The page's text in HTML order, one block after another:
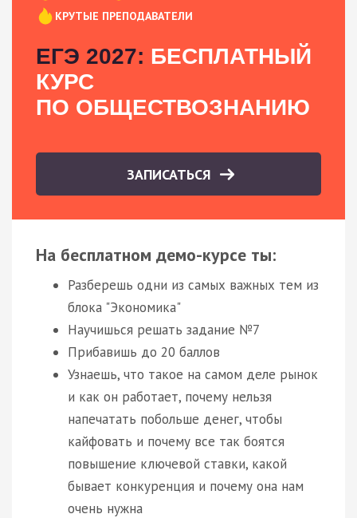
КРУТЫЕ ПРЕПОДАВАТЕЛИ
ЕГЭ 2027: БЕСПЛАТНЫЙ
КУРС
ПО ОБЩЕСТВОЗНАНИЮ
ЗАПИСАТЬСЯ
На бесплатном демо-курсе ты:
Разберешь одни из самых важных тем из
блока "Экономика"
Научишься решать задание №7
Прибавишь до 20 баллов
Узнаешь, что такое на самом деле рынок
и как он работает, почему нельзя
напечатать побольше денег, чтобы
кайфовать и почему все так боятся
повышение ключевой ставки, какой
бывает конкуренция и почему она нам
очень нужна